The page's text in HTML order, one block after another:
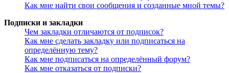
Как мне найти свои сообщения и созданные мной темы?
Подписки и закладки
Чем закладки отличаются от подписок?
Как мне сделать закладку или подписаться на
определённую тему?
Как мне подписаться на определённый форум?
Как мне отказаться от подписки?